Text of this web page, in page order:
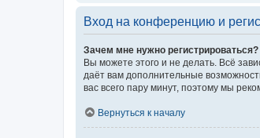
Вход на конференцию и
Зачем мне нужно регистрироваться?
Вы можете этого и не делать. Всё
даёт вам дополнительные
вас всего пару минут, поэтому мы
Вернуться к началу